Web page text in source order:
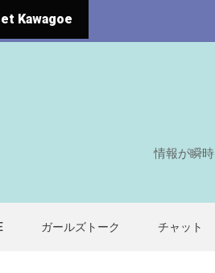
Kawagoe
情報が瞬
ガールズトーク チャット